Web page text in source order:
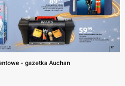
- gazetka Auchan